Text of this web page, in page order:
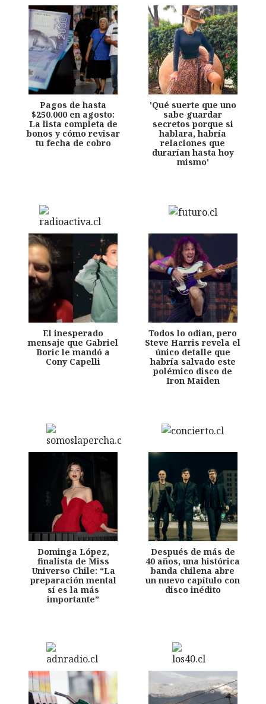
Pagos de hasta
$250.000 en agosto:
La lista completa de
bonos y cómo revisar
tu fecha de cobro
'Qué suerte que uno
sabe guardar
secretos porque si
hablara, habría
relaciones que
durarían hasta hoy
mismo'
El inesperado
mensaje que Gabriel
Boric le mandó a
Cony Capelli
Todos lo odian, pero
Steve Harris revela el
único detalle que
habría salvado este
polémico disco de
Iron Maiden
Dominga López,
finalista de Miss
Universo Chile: “La
preparación mental
sí es la más
importante”
Después de más de
40 años, una histórica
banda chilena abre
un nuevo capítulo con
disco inédito